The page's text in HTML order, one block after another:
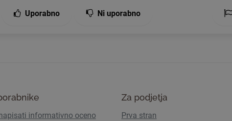
Uporabno Ni uporabno
informativno oceno
Za podjetja
Prva stran